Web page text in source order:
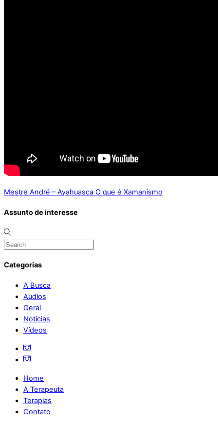
Mestre André – Ayahuasca O que é Xamanismo
Assunto de interesse
Categorias
A Busca
Audios
Geral
Notícias
Vídeos
Home
A Terapeuta
Terapias
Contato